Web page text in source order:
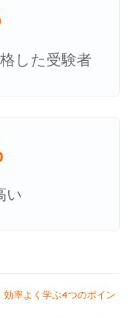
した受験者
い
効率よく学ぶ4つのポイン